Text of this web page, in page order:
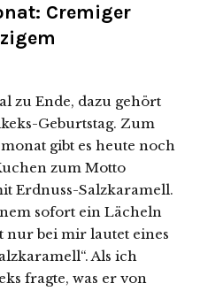
Cremiger
zu Ende, dazu gehört
Geburtstag. Zum
gibt es heute noch
zum Motto
Erdnuss-Salzkaramell.
sofort ein Lächeln
nur bei mir lautet eines
Als ich
fragte, was er von